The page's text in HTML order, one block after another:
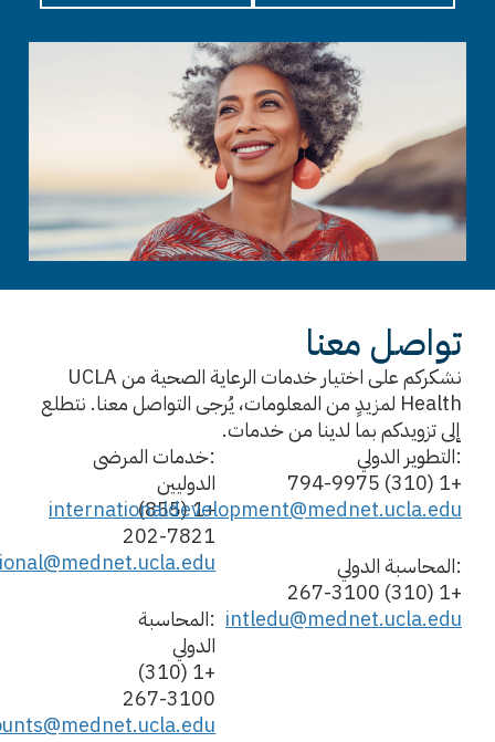
تواصل معنا
نشكركم على اختيار خدمات الرعاية الصحية من UCLA
Health لمزيدٍ من المعلومات، يُرجى التواصل معنا. نتطلع
إلى تزويدكم بما لدينا من خدمات.
:خدمات المرضى
الدوليين
+1 (855)
202-7821
:المحاسبة
الدولي
+1 (310)
267-3100
:التطوير الدولي
+1 (310) 794-9975
internationaldevelopment@mednet.ucla.edu
:المحاسبة الدولي
+1 (310) 267-3100
intledu@mednet.ucla.edu